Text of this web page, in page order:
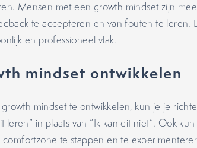
Mensen met een growth mindset zijn
te accepteren en van fouten te leren.
en professioneel vlak.
mindset ontwikkelen
mindset te ontwikkelen, kun je je
leren” in plaats van “Ik kan dit niet”. Ook
comfortzone te stappen en te